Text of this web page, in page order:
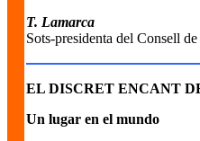
T. Lamarca
Sots-presidenta del Consell
EL DISCRET ENCANT
Un lugar en el mundo